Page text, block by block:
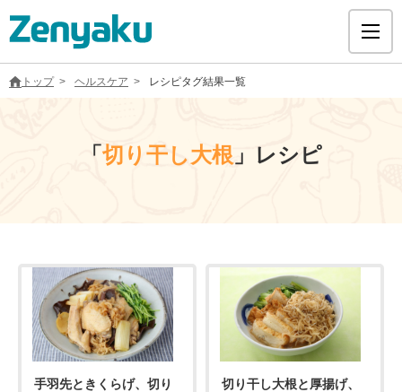
グループについて
サステナビリティ
ヘルスケア
採用情報
医療用医薬品
トップ ヘルスケア レシピタグ結果一覧
「切り干し大根 」レシピ
手羽先ときくらげ、切り
切り干し大根と厚揚げ、